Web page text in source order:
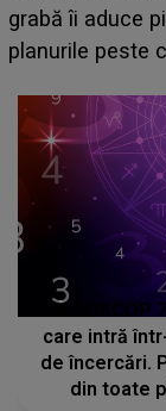
face o
sa: "I-am spus
care intră
de încercări.
din toate